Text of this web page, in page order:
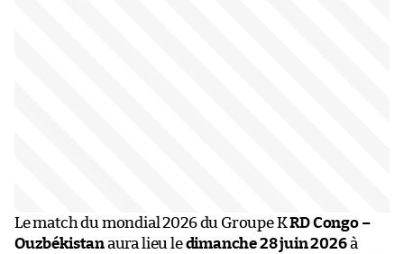
Le match du mondial 2026 du Groupe KRD Congo –
Ouzbékistanaura lieu ledimanche 28 juin 2026à